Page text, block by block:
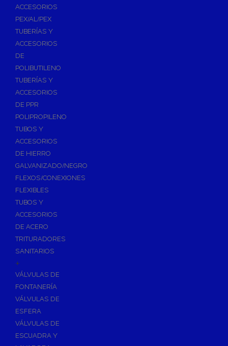
ACCESORIOS
PEX/AL/PEX
TUBERÍAS Y
ACCESORIOS
DE
POLIBUTILENO
TUBERÍAS Y
ACCESORIOS
DE PPR
POLIPROPILENO
TUBOS Y
ACCESORIOS
DE HIERRO
GALVANIZADO/NEGRO
FLEXOS/CONEXIONES
FLEXIBLES
TUBOS Y
ACCESORIOS
DE ACERO
TRITURADORES
SANITARIOS
+
VÁLVULAS DE
FONTANERÍA
VÁLVULAS DE
ESFERA
VÁLVULAS DE
ESCUADRA Y